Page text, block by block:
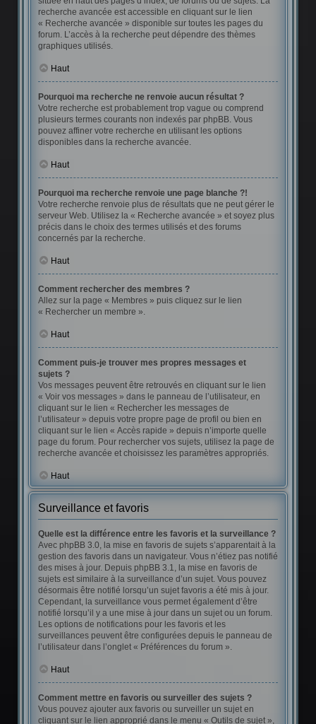
recherche avancée est accessible en cliquant sur le lien
« Recherche avancée » disponible sur toutes les pages du
forum. L’accès à la recherche peut dépendre des thèmes
graphiques utilisés.
Haut
Pourquoi ma recherche ne renvoie aucun résultat ?
Votre recherche est probablement trop vague ou comprend
plusieurs termes courants non indexés par phpBB. Vous
pouvez affiner votre recherche en utilisant les options
disponibles dans la recherche avancée.
Haut
Pourquoi ma recherche renvoie une page blanche ?!
Votre recherche renvoie plus de résultats que ne peut gérer le
serveur Web. Utilisez la « Recherche avancée » et soyez plus
précis dans le choix des termes utilisés et des forums
concernés par la recherche.
Haut
Comment rechercher des membres ?
Allez sur la page « Membres » puis cliquez sur le lien
« Rechercher un membre ».
Haut
Comment puis-je trouver mes propres messages et
sujets ?
Vos messages peuvent être retrouvés en cliquant sur le lien
« Voir vos messages » dans le panneau de l’utilisateur, en
cliquant sur le lien « Rechercher les messages de
l’utilisateur » depuis votre propre page de profil ou bien en
cliquant sur le lien « Accès rapide » depuis n’importe quelle
page du forum. Pour rechercher vos sujets, utilisez la page de
recherche avancée et choisissez les paramètres appropriés.
Haut
Surveillance et favoris
Quelle est la différence entre les favoris et la surveillance ?
Avec phpBB 3.0, la mise en favoris de sujets s’apparentait à la
gestion des favoris dans un navigateur. Vous n’étiez pas notifié
des mises à jour. Depuis phpBB 3.1, la mise en favoris de
sujets est similaire à la surveillance d’un sujet. Vous pouvez
désormais être notifié lorsqu’un sujet favoris a été mis à jour.
Cependant, la surveillance vous permet également d’être
notifié lorsqu’il y a une mise à jour dans un sujet ou un forum.
Les options de notifications pour les favoris et les
surveillances peuvent être configurées depuis le panneau de
l’utilisateur dans l’onglet « Préférences du forum ».
Haut
Comment mettre en favoris ou surveiller des sujets ?
Vous pouvez ajouter aux favoris ou surveiller un sujet en
cliquant sur le lien approprié dans le menu « Outils de sujet »,